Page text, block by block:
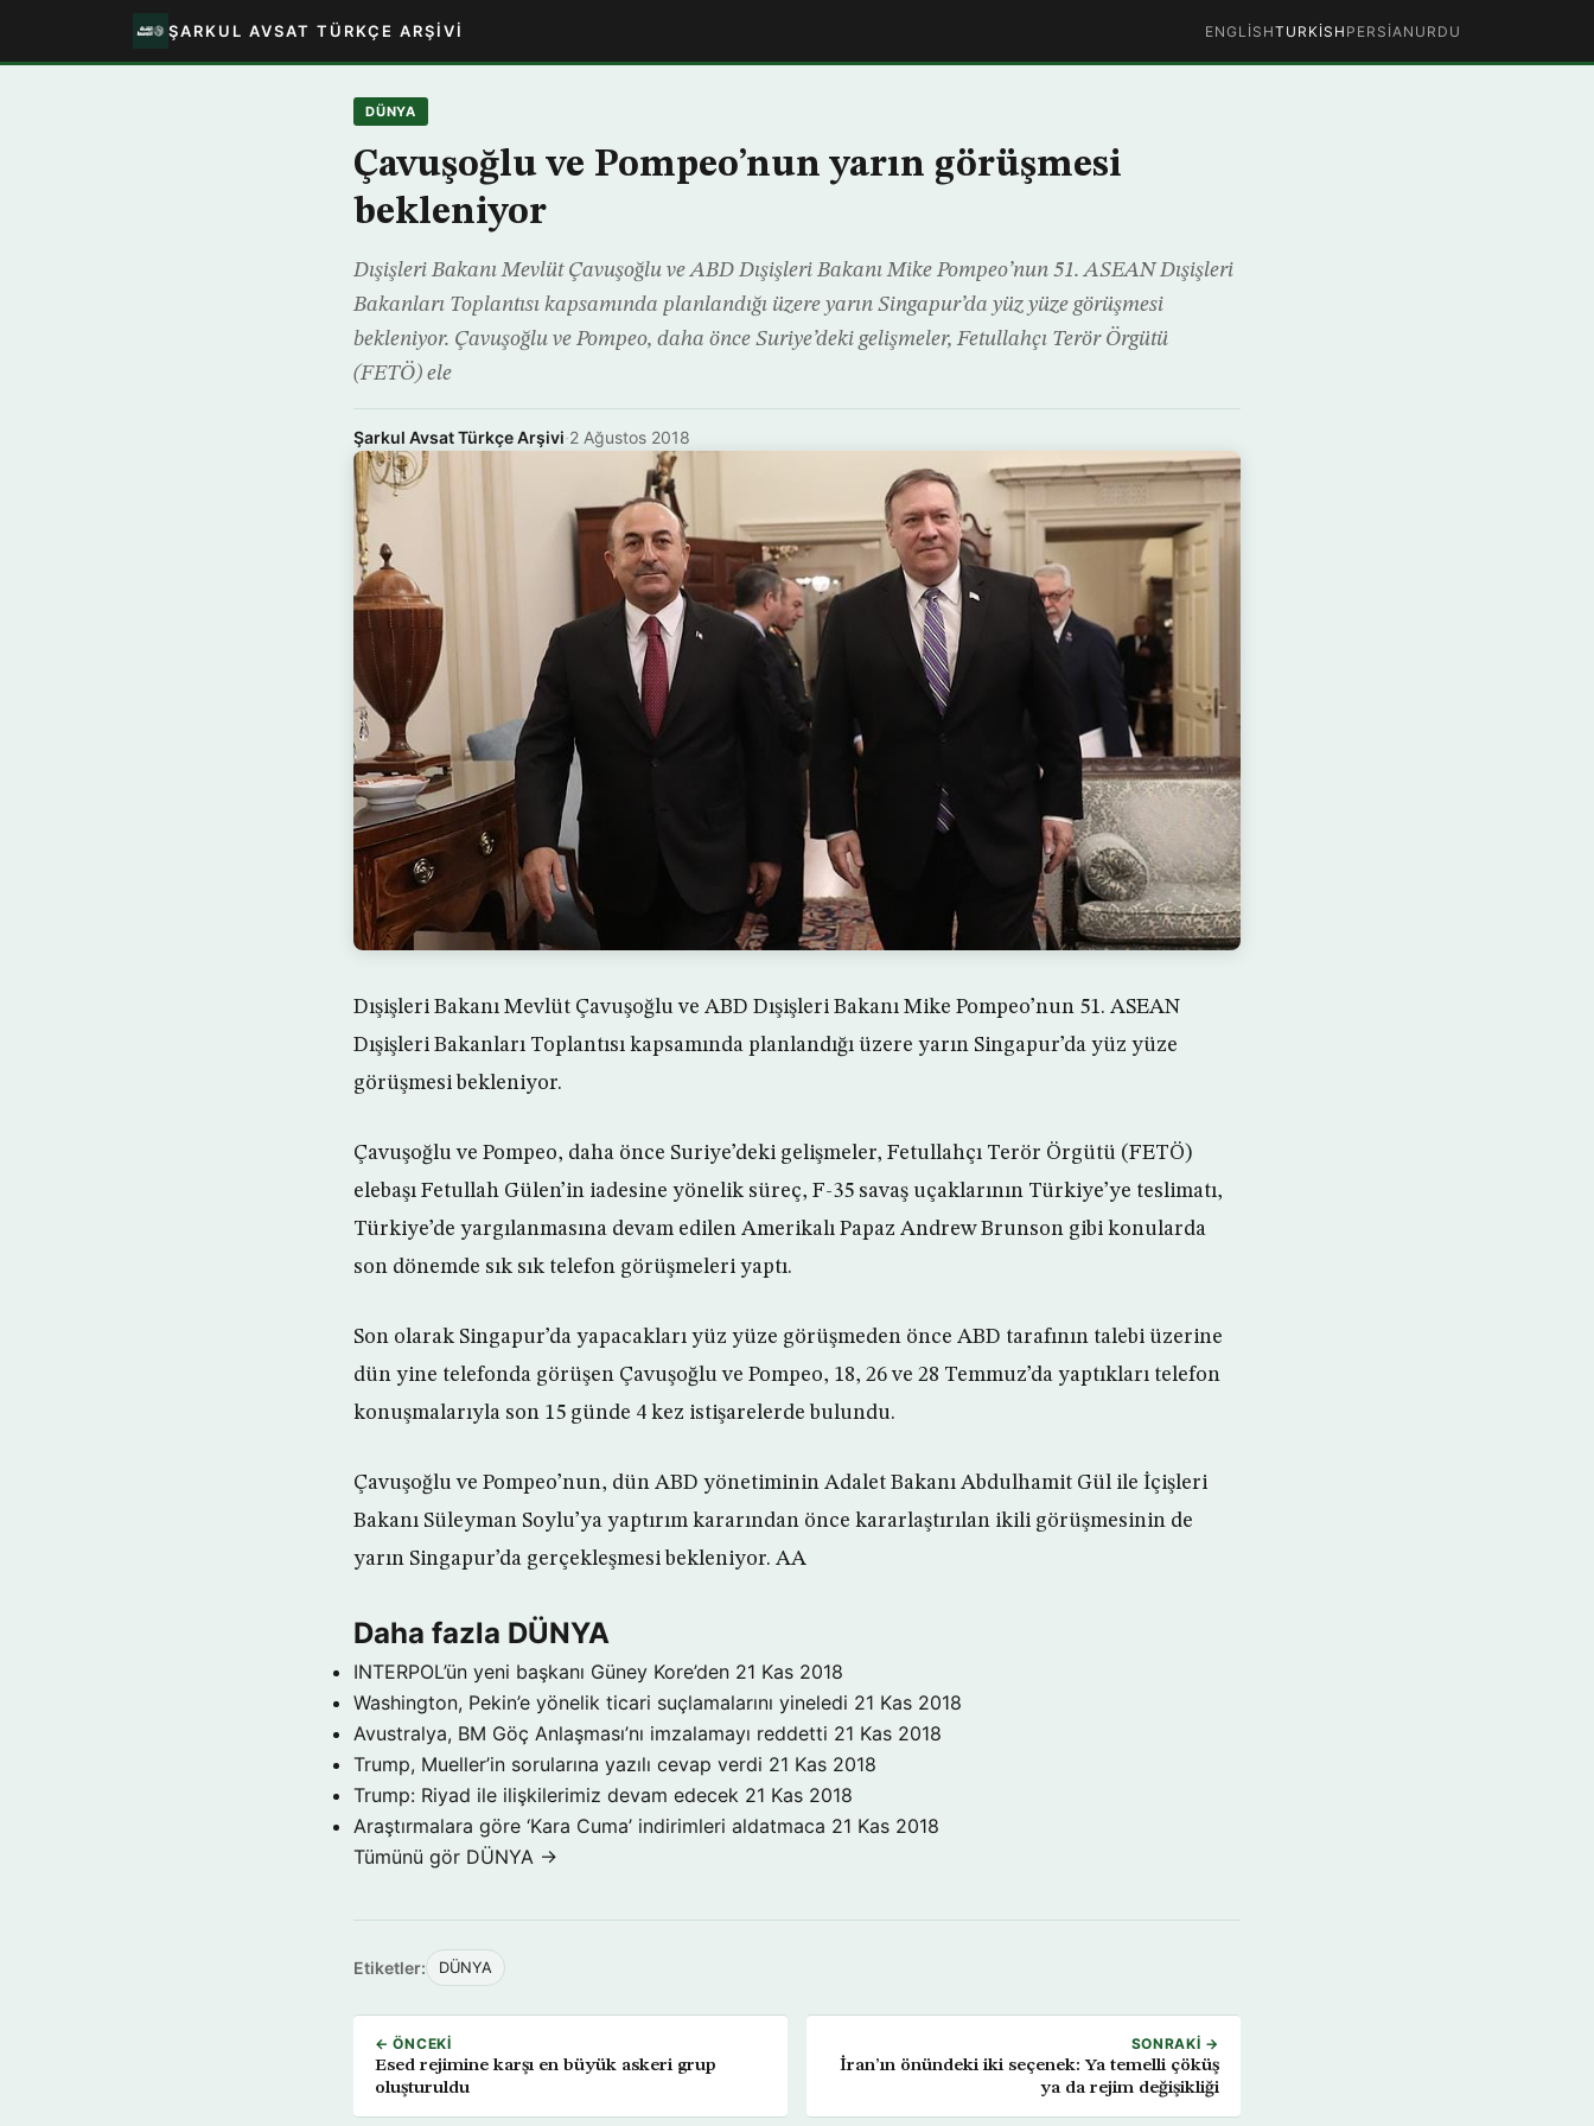
ŞARKUL AVSAT TÜRKÇE ARŞIVI ENGLISHTURKISH PERSIAN URDU
DÜNYA
Çavuşoğlu ve Pompeo’nun yarın görüşmesi
bekleniyor
Dışişleri Bakanı Mevlüt Çavuşoğlu ve ABD Dışişleri Bakanı Mike Pompeo’nun 51. ASEAN Dışişleri
Bakanları Toplantısı kapsamında planlandığı üzere yarın Singapur’da yüz yüze görüşmesi
bekleniyor. Çavuşoğlu ve Pompeo, daha önce Suriye’deki gelişmeler, Fetullahçı Terör Örgütü
(FETÖ) ele
Şarkul Avsat Türkçe Arşivi·2 Ağustos 2018
Dışişleri Bakanı Mevlüt Çavuşoğlu ve ABD Dışişleri Bakanı Mike Pompeo’nun 51. ASEAN
Dışişleri Bakanları Toplantısı kapsamında planlandığı üzere yarın Singapur’da yüz yüze
görüşmesi bekleniyor.
Çavuşoğlu ve Pompeo, daha önce Suriye’deki gelişmeler, Fetullahçı Terör Örgütü (FETÖ)
elebaşı Fetullah Gülen’in iadesine yönelik süreç, F-35 savaş uçaklarının Türkiye’ye teslimatı,
Türkiye’de yargılanmasına devam edilen Amerikalı Papaz Andrew Brunson gibi konularda
son dönemde sık sık telefon görüşmeleri yaptı.
Son olarak Singapur’da yapacakları yüz yüze görüşmeden önce ABD tarafının talebi üzerine
dün yine telefonda görüşen Çavuşoğlu ve Pompeo, 18, 26 ve 28 Temmuz’da yaptıkları telefon
konuşmalarıyla son 15 günde 4 kez istişarelerde bulundu.
Çavuşoğlu ve Pompeo’nun, dün ABD yönetiminin Adalet Bakanı Abdulhamit Gül ile İçişleri
Bakanı Süleyman Soylu’ya yaptırım kararından önce kararlaştırılan ikili görüşmesinin de
yarın Singapur’da gerçekleşmesi bekleniyor. AA
Daha fazla DÜNYA
INTERPOL’ün yeni başkanı Güney Kore’den 21 Kas 2018
Washington, Pekin’e yönelik ticari suçlamalarını yineledi 21 Kas 2018
Avustralya, BM Göç Anlaşması’nı imzalamayı reddetti 21 Kas 2018
Trump, Mueller’in sorularına yazılı cevap verdi 21 Kas 2018
Trump: Riyad ile ilişkilerimiz devam edecek 21 Kas 2018
Araştırmalara göre ‘Kara Cuma’ indirimleri aldatmaca 21 Kas 2018
Tümünü gör DÜNYA →
Etiketler: DÜNYA
← ÖNCEKI
Esed rejimine karşı en büyük askeri grup
oluşturuldu
SONRAKI →
İran’ın önündeki iki seçenek: Ya temelli çöküş
ya da rejim değişikliği